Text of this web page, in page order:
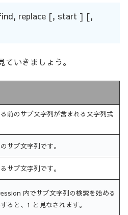
replace [, start ] [,
いきましょう。
前のサブ文字列が含まれる文字列式
サブ文字列です。
サブ文字列です。
内でサブ文字列の検索を始める
ると、1 と見なされます。